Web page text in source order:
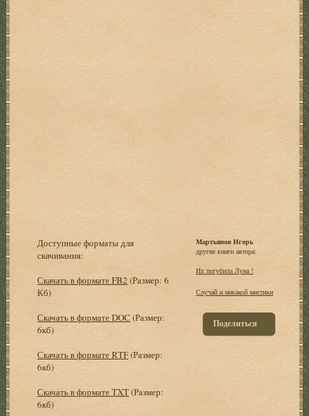
Доступные форматы для
скачивания:
Скачать в формате FB2 (Размер: 6
Кб)
Скачать в формате DOC (Размер:
6кб)
Скачать в формате RTF(Размер:
6кб)
Скачать в формате TXT(Размер:
6кб)
Мартьянов Игорь
другие книги автора:
Их погубила Луна !
Случай и никакой мистики
Поделиться